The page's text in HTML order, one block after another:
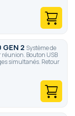
2 Système de
Bouton USB
simultanés. Retour